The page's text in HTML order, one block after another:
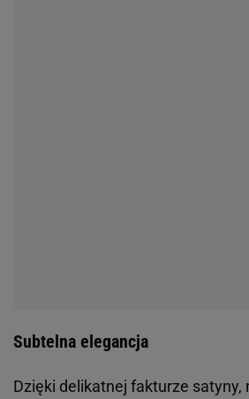
Subtelna elegancja
Dzięki delikatnej fakturze satyny,